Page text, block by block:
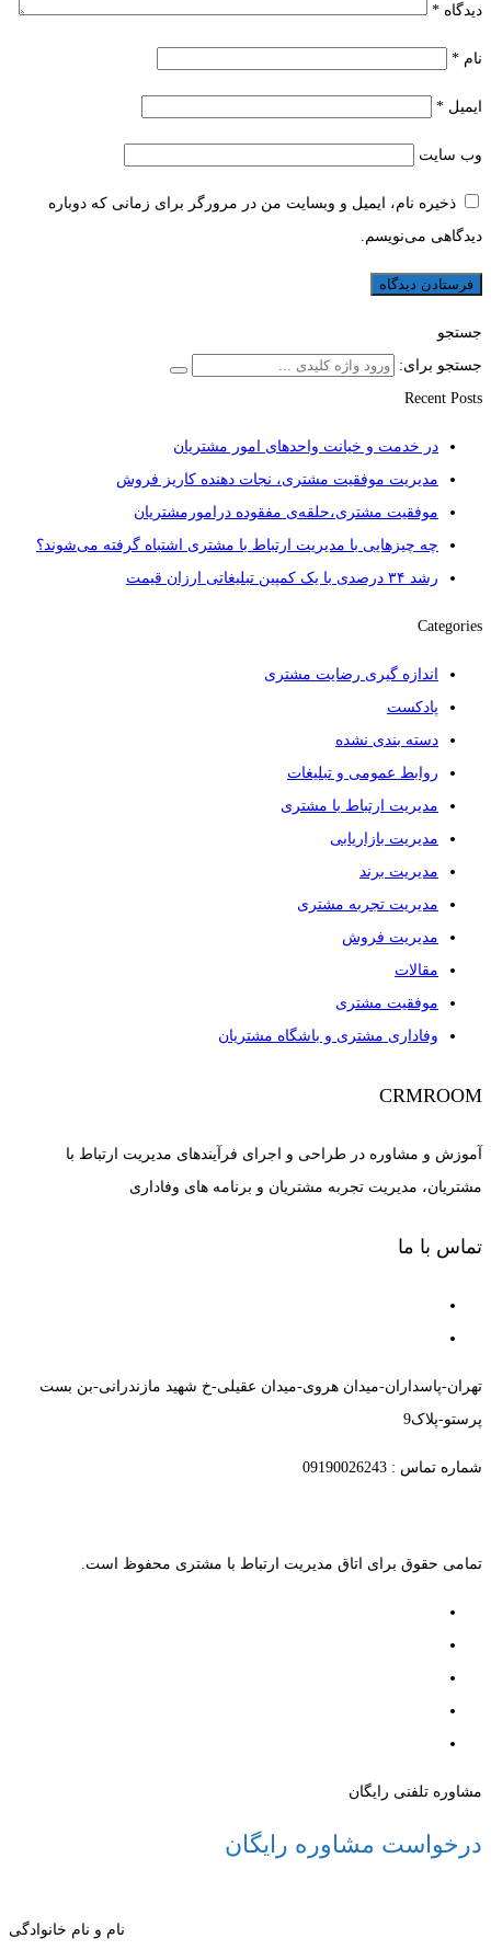
دیدگاه *
نام *
ایمیل *
وب‌ سایت
ذخیره نام، ایمیل و وبسایت من در مرورگر برای زمانی که دوباره
دیدگاهی می‌نویسم.
جستجو
جستجو برای:
Recent Posts
در خدمت و خیانت واحدهای امور مشتریان
مدیریت موفقیت مشتری، نجات دهنده کاریز فروش
موفقیت مشتری،حلقه‌ی مفقوده درامورمشتریان
چه چیزهایی با مدیریت ارتباط با مشتری اشتباه گرفته می‌شوند؟
رشد ۳۴ درصدی با یک کمپین تبلیغاتی ارزان قیمت
Categories
اندازه گیری رضایت مشتری
پادکست
دسته بندی نشده
روابط عمومی و تبلیغات
مدیریت ارتباط با مشتری
مدیریت بازاریابی
مدیریت برند
مدیریت تجربه مشتری
مدیریت فروش
مقالات
موفقیت مشتری
وفاداری مشتری و باشگاه مشتریان
CRMROOM
آموزش و مشاوره در طراحی و اجرای فرآیندهای مدیریت ارتباط با
مشتریان، مدیریت تجربه مشتریان و برنامه های وفاداری
تماس با ما
تهران-پاسداران-میدان هروی-میدان عقیلی-خ شهید مازندرانی-بن بست
پرستو-پلاک9
شماره تماس : 09190026243
تمامی حقوق برای اتاق مدیریت ارتباط با مشتری محفوظ است.
مشاوره تلفنی رایگان
درخواست مشاوره رایگان
نام و نام خانوادگی